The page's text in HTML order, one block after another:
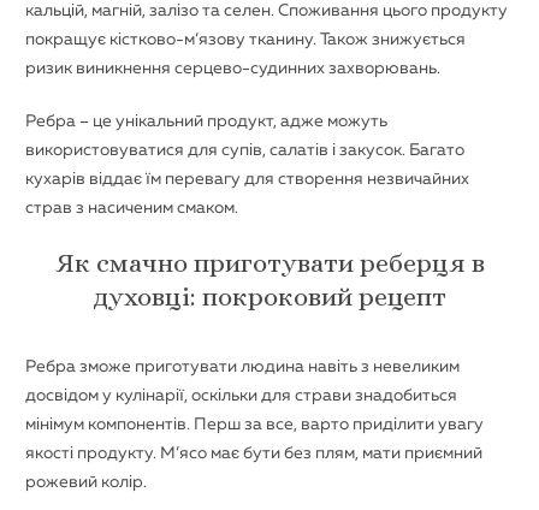
кальцій, магній, залізо та селен. Споживання цього продукту
покращує кістково-м’язову тканину. Також знижується
ризик виникнення серцево-судинних захворювань.
Ребра – це унікальний продукт, адже можуть
використовуватися для супів, салатів і закусок. Багато
кухарів віддає їм перевагу для створення незвичайних
страв з насиченим смаком.
Як смачно приготувати реберця в
духовці: покроковий рецепт
Ребра зможе приготувати людина навіть з невеликим
досвідом у кулінарії, оскільки для страви знадобиться
мінімум компонентів. Перш за все, варто приділити увагу
якості продукту. М’ясо має бути без плям, мати приємний
рожевий колір.